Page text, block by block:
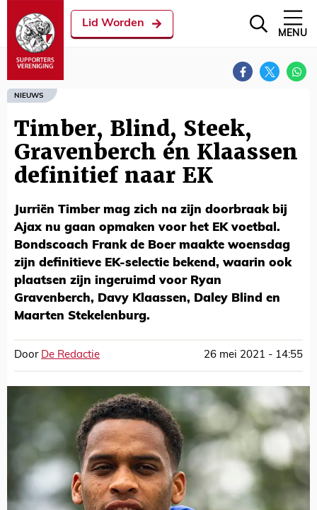
Lid Worden
MENU
NIEUWS
Timber, Blind, Steek,
Gravenberch én Klaassen
definitief naar EK
Jurriën Timber mag zich na zijn doorbraak bij
Ajax nu gaan opmaken voor het EK voetbal.
Bondscoach Frank de Boer maakte woensdag
zijn definitieve EK-selectie bekend, waarin ook
plaatsen zijn ingeruimd voor Ryan
Gravenberch, Davy Klaassen, Daley Blind en
Maarten Stekelenburg.
Door De Redactie 26 mei 2021 - 14:55